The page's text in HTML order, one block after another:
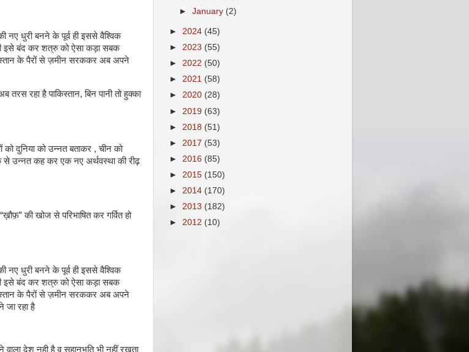
नए धुरी बनने के पूर्व ही इससे वैश्विक
इसे बंद कर शत्रु को ऐसा कड़ा सबक
के पैरों से ज़मीन सरककर अब अपने
रहा है पाकिस्तान, बिन पानी तो हुक्का
को दुनिया को उन्नत बताकर , चीन को
उन्नत कह कर एक नए अर्थवस्था की रीढ़
की खोज से परिभाषित कर गर्वित हो
नए धुरी बनने के पूर्व ही इससे वैश्विक
इसे बंद कर शत्रु को ऐसा कड़ा सबक
के पैरों से ज़मीन सरककर अब अपने
जा रहा है
देश नही है व सहानुभूति भी नहीं रखता
►January (2)
► 2024 (45)
► 2023 (55)
► 2022 (50)
► 2021 (58)
► 2020 (28)
► 2019 (63)
► 2018 (51)
► 2017 (53)
► 2016 (85)
► 2015 (150)
► 2014 (170)
► 2013 (182)
► 2012 (10)